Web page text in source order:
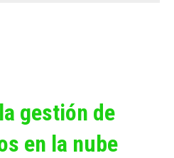
gestión de
en la nube